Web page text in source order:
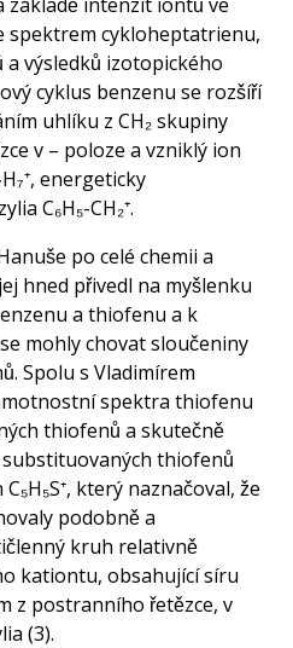
spektrem cykloheptatrienu,
výsledků izotopického
cyklus benzenu se rozšíří
uhlíku z CH₂ skupiny
v – poloze a vzniklý ion
energeticky
C₆H₅-CH₂⁺.
po celé chemii a
hned přivedl na myšlenku
a thiofenu a k
mohly chovat sloučeniny
Spolu s Vladimírem
spektra thiofenu
thiofenů a skutečně
thiofenů
který naznačoval, že
podobně a
kruh relativně
kationtu, obsahující síru
z postranního řetězce, v
(3).